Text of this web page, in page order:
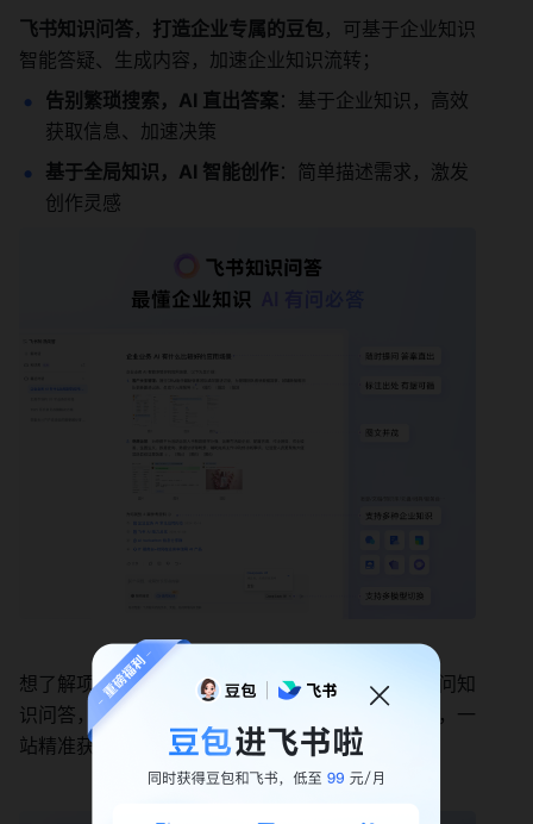
飞书知识问答， 打造企业专属的豆包，可基于企业知识
智能答疑、生成内容，加速企业知识流转；
告别繁琐搜索，AI 直出答案：基于企业知识，高效
获取信息、加速决策
基于全局知识，AI 智能创作：简单描述需求，激发
创作灵感
想了解项目进展？无法溯源项目讨论的聊天记录？问知
识问答，帮你找到并总结信息，还能标记信息来源，一
站精准获取所需信息，助你在海量文字中不迷路～
这些问题都能问知识问答